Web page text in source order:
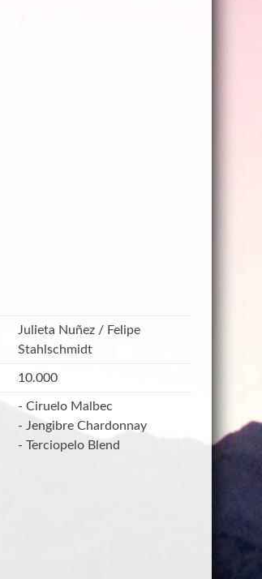
Julieta Nuñez / Felipe
Stahlschmidt
10.000
- Ciruelo Malbec
- Jengibre Chardonnay
- Terciopelo Blend